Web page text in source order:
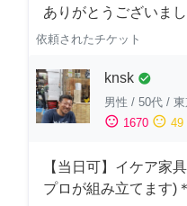
ありがとうございまし
依頼されたチケット
knsk check_circle
男性 / 50代 /
sentiment_satisfied 1670 sentiment_neutral 49
【当日可】イケア家
プロが組み立てます)